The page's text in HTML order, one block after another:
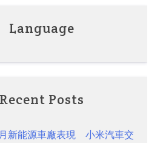
Language
Recent Posts
新能源車廠表現 小米汽車交